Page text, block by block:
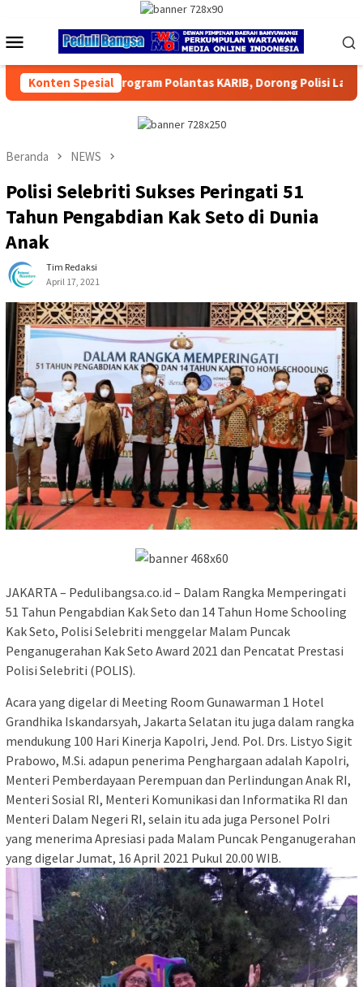
konten
Menu
Mobile
Konten Spesial
KARIB, Dorong Polisi Lalu Lintas Jadi “Bestie” Masyarakat
Beranda NEWS
Polisi Selebriti Sukses Peringati 51
Tahun Pengabdian Kak Seto di Dunia
Anak
Tim Redaksi
April 17, 2021
JAKARTA – Pedulibangsa.co.id – Dalam Rangka Memperingati
51 Tahun Pengabdian Kak Seto dan 14 Tahun Home Schooling
Kak Seto, Polisi Selebriti menggelar Malam Puncak
Penganugerahan Kak Seto Award 2021 dan Pencatat Prestasi
Polisi Selebriti (POLIS).
Acara yang digelar di Meeting Room Gunawarman 1 Hotel
Grandhika Iskandarsyah, Jakarta Selatan itu juga dalam rangka
mendukung 100 Hari Kinerja Kapolri, Jend. Pol. Drs. Listyo Sigit
Prabowo, M.Si. adapun penerima Penghargaan adalah Kapolri,
Menteri Pemberdayaan Perempuan dan Perlindungan Anak RI,
Menteri Sosial RI, Menteri Komunikasi dan Informatika RI dan
Menteri Dalam Negeri RI, selain itu ada juga Personel Polri
yang menerima Apresiasi pada Malam Puncak Penganugerahan
yang digelar Jumat, 16 April 2021 Pukul 20.00 WIB.